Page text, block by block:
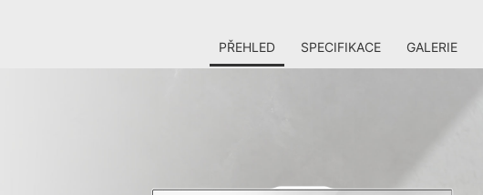
PŘEHLED SPECIFIKACE GALERIE